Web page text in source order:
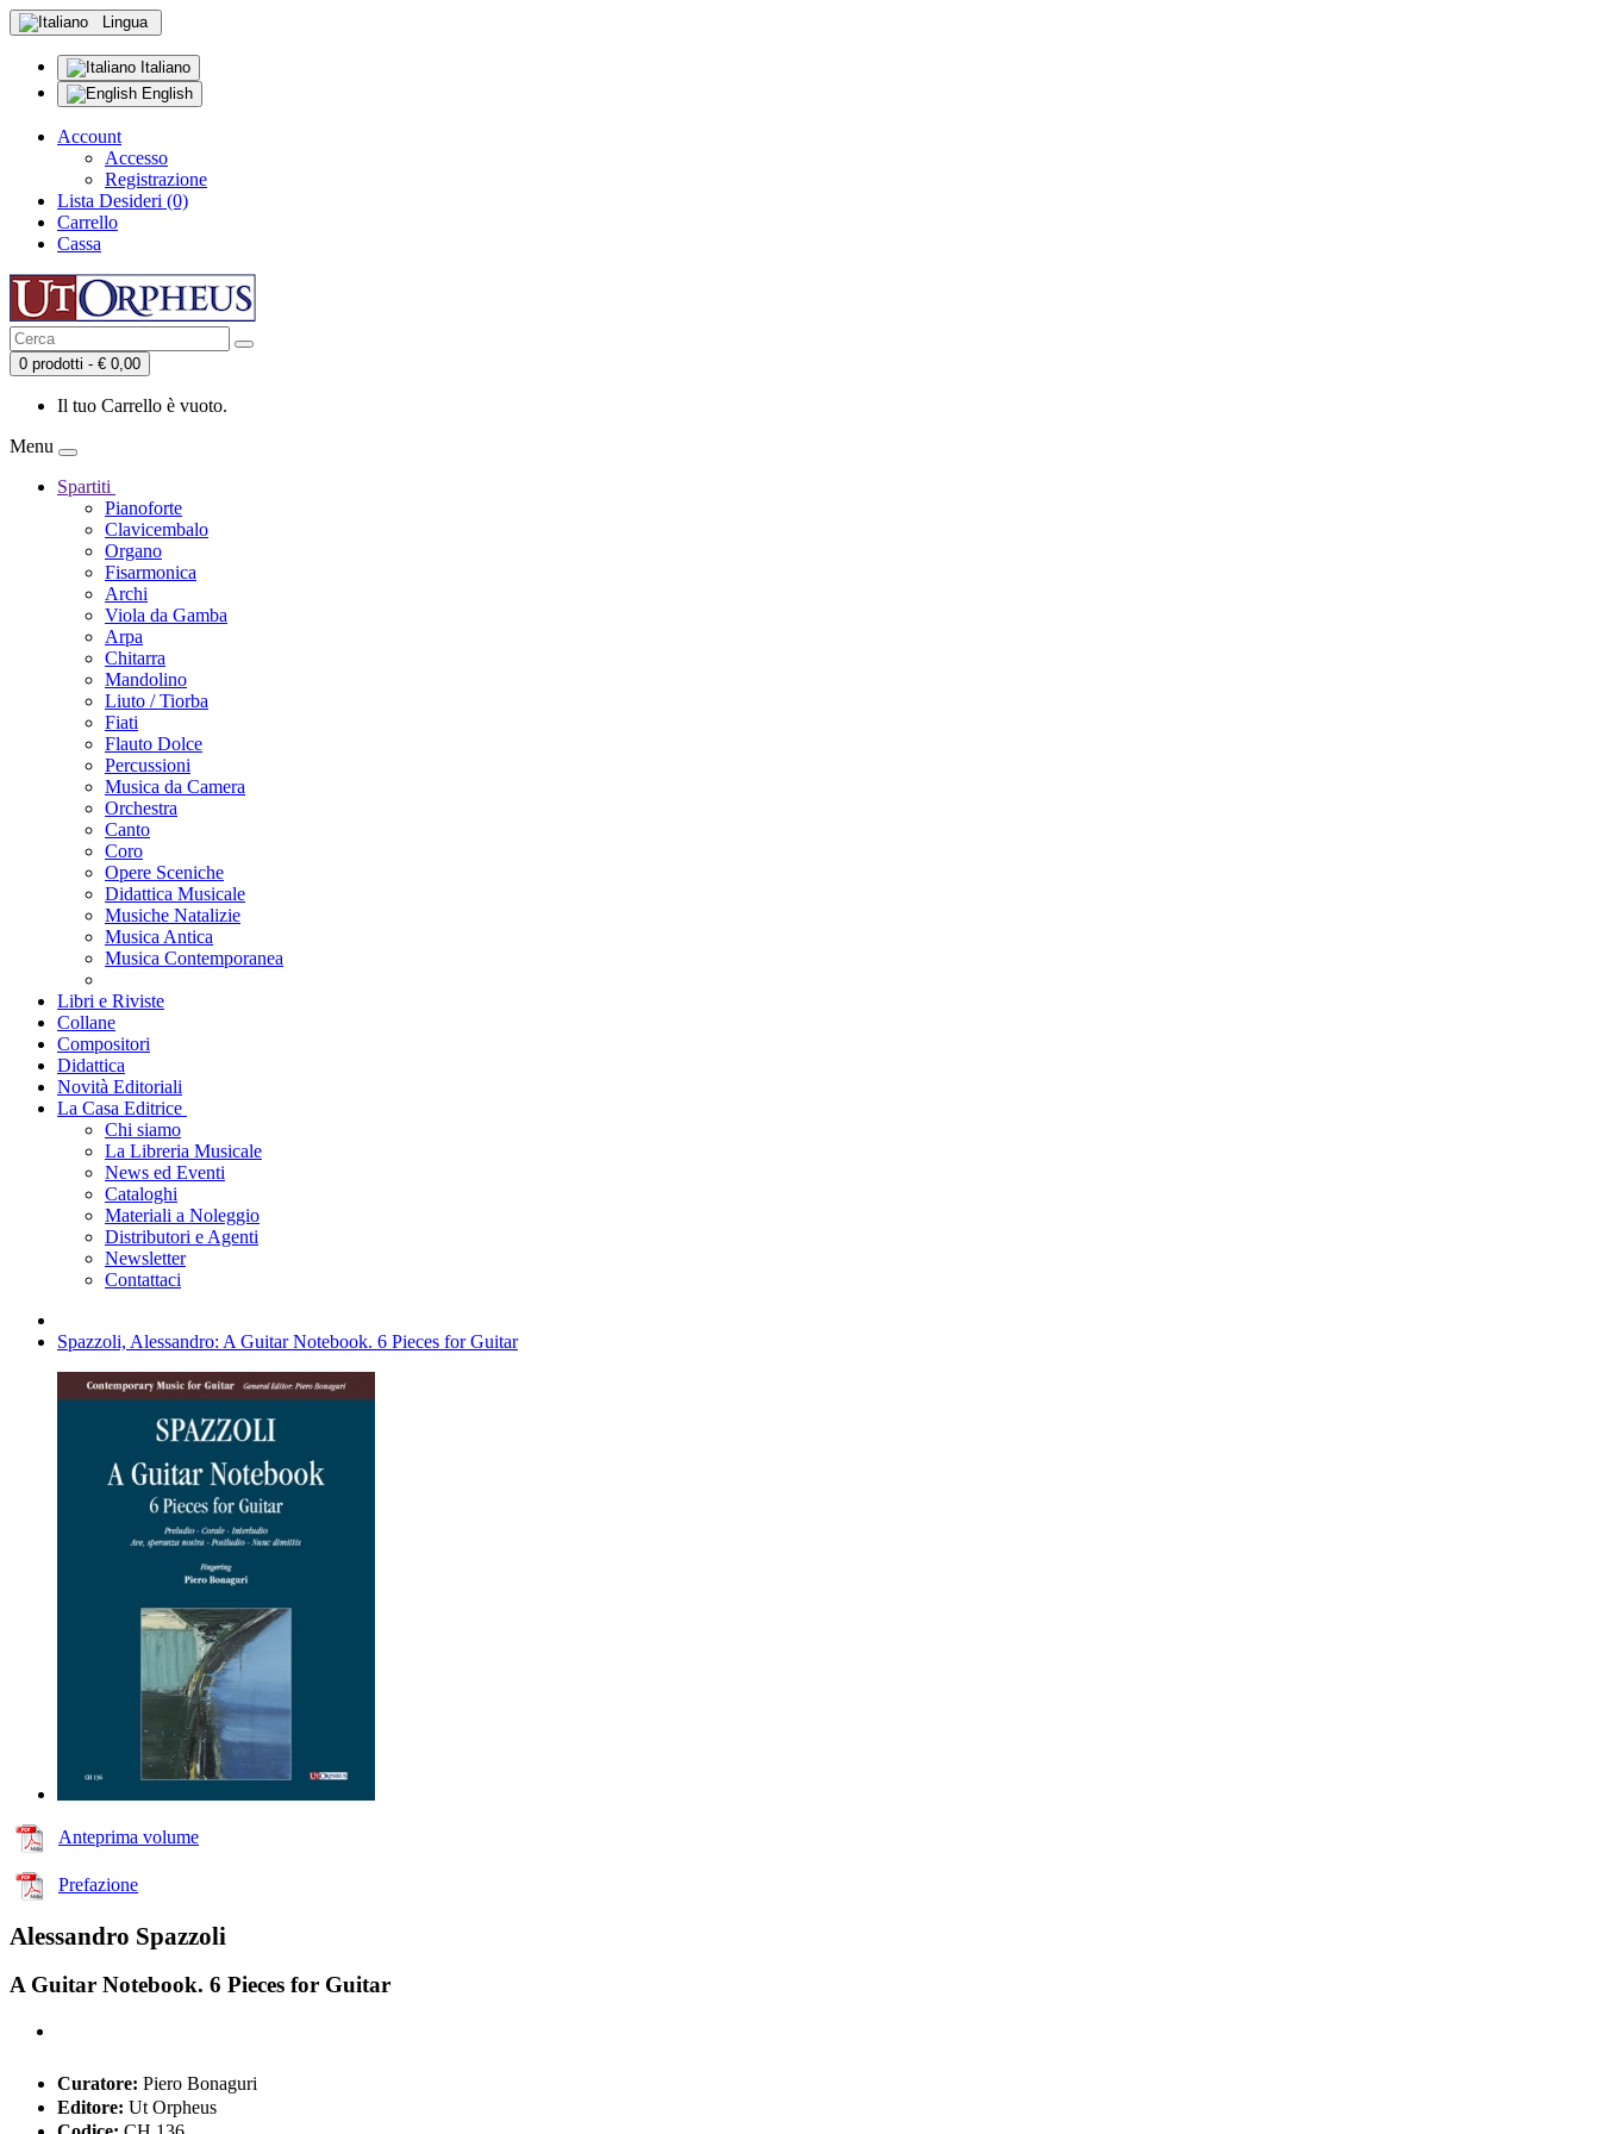
Lingua
Italiano
English
Account
Accesso
Registrazione
Lista Desideri (0)
Carrello
Cassa
0 prodotti - € 0,00
Il tuo Carrello è vuoto.
Menu
Spartiti
Pianoforte
Clavicembalo
Organo
Fisarmonica
Archi
Viola da Gamba
Arpa
Chitarra
Mandolino
Liuto / Tiorba
Fiati
Flauto Dolce
Percussioni
Musica da Camera
Orchestra
Canto
Coro
Opere Sceniche
Didattica Musicale
Musiche Natalizie
Musica Antica
Musica Contemporanea
Libri e Riviste
Collane
Compositori
Didattica
Novità Editoriali
La Casa Editrice
Chi siamo
La Libreria Musicale
News ed Eventi
Cataloghi
Materiali a Noleggio
Distributori e Agenti
Newsletter
Contattaci
Spazzoli, Alessandro: A Guitar Notebook. 6 Pieces for Guitar
Anteprima volume
Prefazione
Alessandro Spazzoli
A Guitar Notebook. 6 Pieces for Guitar
Curatore: Piero Bonaguri
Editore: Ut Orpheus